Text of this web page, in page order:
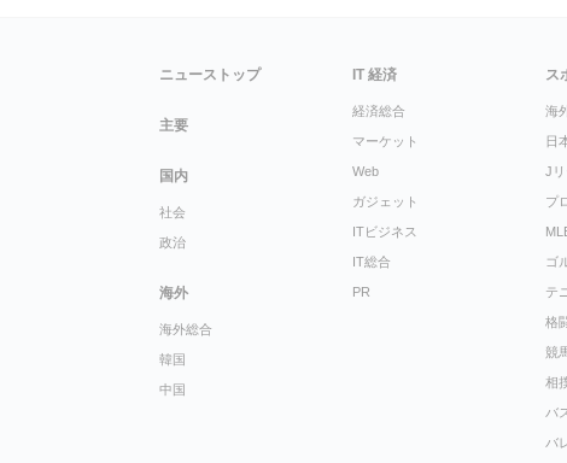
ニューストップ
主要
国内
社会
政治
海外
海外総合
韓国
中国
IT 経済
経済総合
マーケット
Web
ガジェット
ITビジネス
IT総合
PR
ス
海
日
J
プ
ゴ
テ
格
競
相
バ
バ